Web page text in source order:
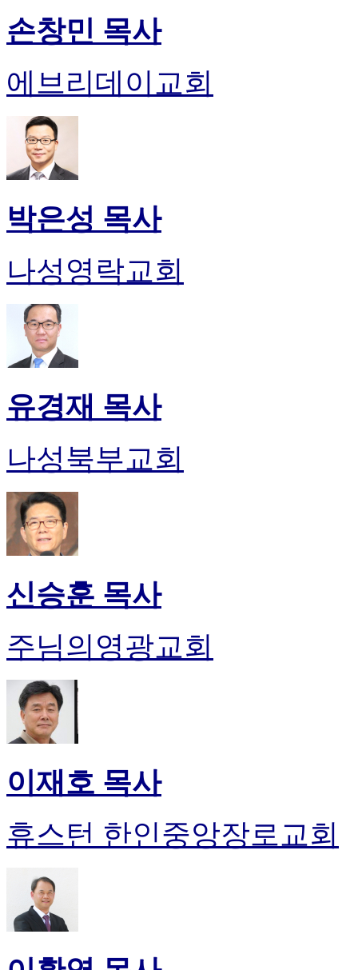
손창민 목사
에브리데이교회
박은성 목사
나성영락교회
유경재 목사
나성북부교회
신승훈 목사
주님의영광교회
이재호 목사
휴스턴 한인중앙장로교회